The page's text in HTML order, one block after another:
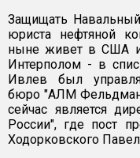
Защищать
юриста нефтяной
ныне живет в США
Интерполом - в
Ивлев был
бюро "АЛМ
сейчас является
России", где пост
Ходорковского